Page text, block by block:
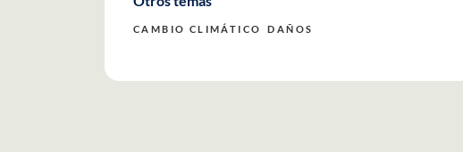
CAMBIO CLIMÁTICO DAÑOS